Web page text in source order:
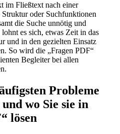
im Fließtext nach einer
oder Suchfunktionen
die Suche unnötig und
es sich, etwas Zeit in das
und in den gezielten Einsatz
So wird die „Fragen PDF“
Begleiter bei allen
Probleme
wo Sie sie in
lösen